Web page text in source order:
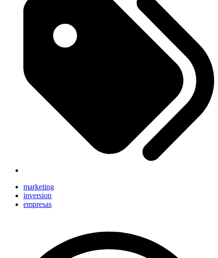
marketing
inversion
empresas